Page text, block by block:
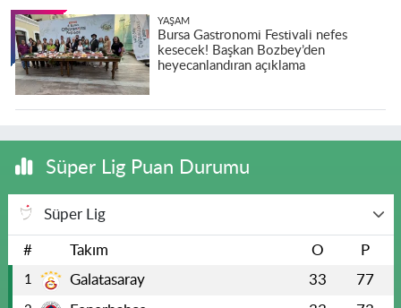
YAŞAM
Bursa Gastronomi Festivali nefes
kesecek! Başkan Bozbey’den
heyecanlandıran açıklama
Süper Lig Puan Durumu
Süper Lig
# Takım O P
1 Galatasaray 33 77